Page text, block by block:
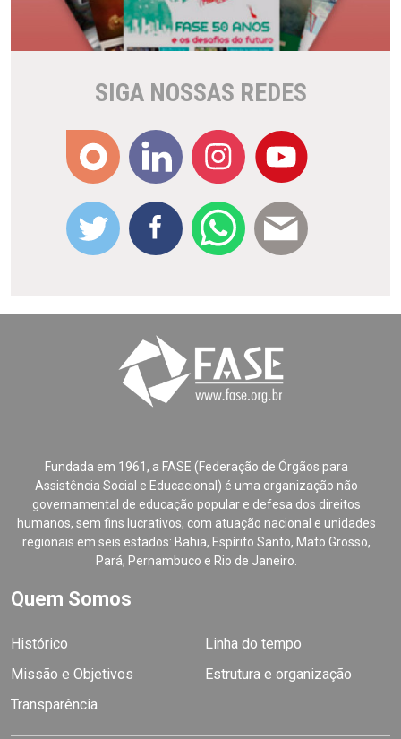
SIGA NOSSAS REDES
Fundada em 1961, a FASE (Federação de Órgãos para
Assistência Social e Educacional) é uma organização não
governamental de educação popular e defesa dos direitos
humanos, sem fins lucrativos, com atuação nacional e unidades
regionais em seis estados: Bahia, Espírito Santo, Mato Grosso,
Pará, Pernambuco e Rio de Janeiro.
Quem Somos
Histórico
Linha do tempo
Missão e Objetivos
Estrutura e organização
Transparência